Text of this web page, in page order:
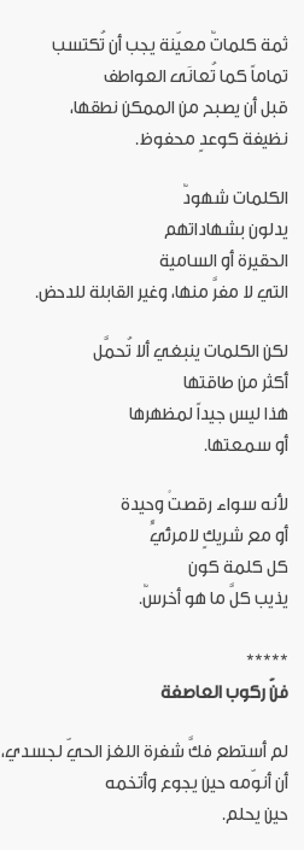
ثمة كلماتٌ معيّنة يجب أن تُكتسب
تماماً كما تُعانَى العواطف
قبل أن يصبح من الممكن نطقها،
نظيفة كوعدٍ محفوظ.
الكلمات شهودٌ
يدلون بشهاداتهم
الحقيرة أو السامية
التي لا مفرَّ منها، وغير القابلة للدحض.
لكن الكلمات ينبغي ألا تُحمَّل
أكثر من طاقتها
هذا ليس جيداً لمظهرها
أو سمعتها.
لأنه سواء رقصتْ وحيدة
أو مع شريكٍ لامرئيٍّ
كل كلمة كون
يذيب كلَّ ما هو أخرسٌ.
*****
فنّ ركوب العاصفة
لم أستطع فكَّ شفرة اللغز الحيّ لجسدي،
أن أنوّمه حين يجوع وأتخمه
حين يحلم.